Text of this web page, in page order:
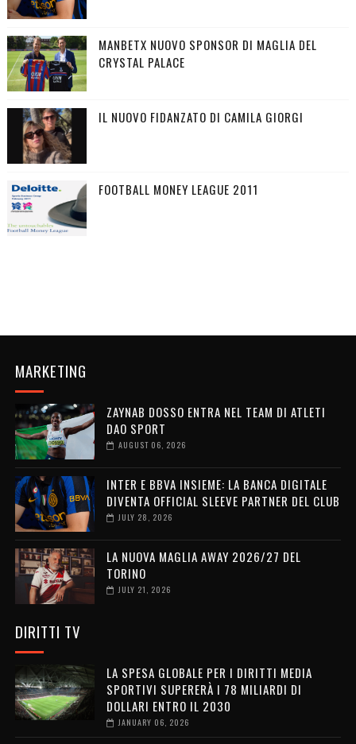
MANBETX NUOVO SPONSOR DI MAGLIA DEL
CRYSTAL PALACE
IL NUOVO FIDANZATO DI CAMILA GIORGI
FOOTBALL MONEY LEAGUE 2011
MARKETING
ZAYNAB DOSSO ENTRA NEL TEAM DI ATLETI
DAO SPORT
AUGUST 06, 2026
INTER E BBVA INSIEME: LA BANCA DIGITALE
DIVENTA OFFICIAL SLEEVE PARTNER DEL CLUB
JULY 28, 2026
LA NUOVA MAGLIA AWAY 2026/27 DEL
TORINO
JULY 21, 2026
DIRITTI TV
LA SPESA GLOBALE PER I DIRITTI MEDIA
SPORTIVI SUPERERÀ I 78 MILIARDI DI
DOLLARI ENTRO IL 2030
JANUARY 06, 2026